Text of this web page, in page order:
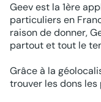
Geev est la 1ère
particuliers en
raison de donner,
partout et tout le
Grâce à la
trouver les dons les